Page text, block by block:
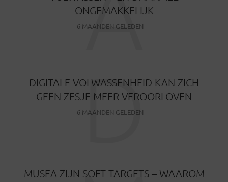
ONGEMAKKELIJK
6 MAANDEN GELEDEN
DIGITALE VOLWASSENHEID KAN ZICH
GEEN ZESJE MEER VEROORLOVEN
6 MAANDEN GELEDEN
D
MUSEA ZIJN SOFT TARGETS – WAAROM